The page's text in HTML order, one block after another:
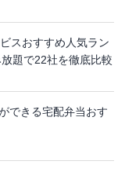
スおすすめ人気ラン
題で22社を徹底比較
できる宅配弁当おす